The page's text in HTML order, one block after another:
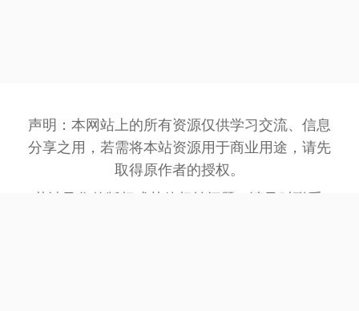
声明：本网站上的所有资源仅供学习交流、信息
分享之用，若需将本站资源用于商业用途，请先
取得原作者的授权。
若涉及您的版权或其他权益问题，请及时联系: